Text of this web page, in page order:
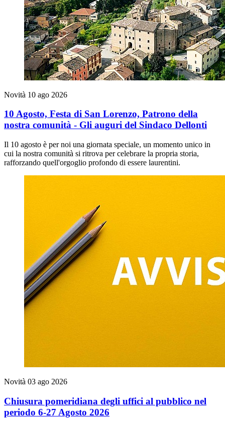
Novità 10 ago 2026
10 Agosto, Festa di San Lorenzo, Patrono della
nostra comunità - Gli auguri del Sindaco Dellonti
Il 10 agosto è per noi una giornata speciale, un momento unico in
cui la nostra comunità si ritrova per celebrare la propria storia,
rafforzando quell'orgoglio profondo di essere laurentini.
Novità 03 ago 2026
Chiusura pomeridiana degli uffici al pubblico nel
periodo 6-27 Agosto 2026